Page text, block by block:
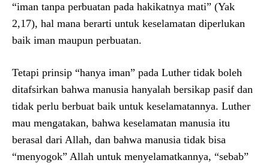
“iman tanpa perbuatan pada hakikatnya mati” (Yak
2,17), hal mana berarti untuk keselamatan diperlukan
baik iman maupun perbuatan.
Tetapi prinsip “hanya iman” pada Luther tidak boleh
ditafsirkan bahwa manusia hanyalah bersikap pasif dan
tidak perlu berbuat baik untuk keselamatannya. Luther
mau mengatakan, bahwa keselamatan manusia itu
berasal dari Allah, dan bahwa manusia tidak bisa
“menyogok” Allah untuk menyelamatkannya, “sebab”